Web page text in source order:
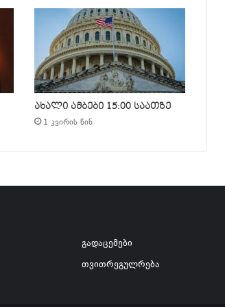
ახალი ამბები 15:00 საათზე
1 კვირის წინ
გადაცემები
თვითრეგულრება